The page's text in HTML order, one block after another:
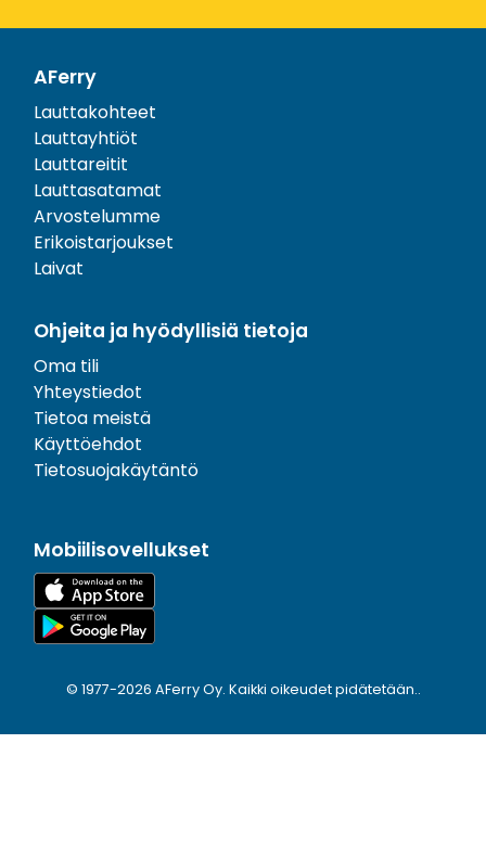
AFerry
Lauttakohteet
Lauttayhtiöt
Lauttareitit
Lauttasatamat
Arvostelumme
Erikoistarjoukset
Laivat
Ohjeita ja hyödyllisiä tietoja
Oma tili
Yhteystiedot
Tietoa meistä
Käyttöehdot
Tietosuojakäytäntö
Mobiilisovellukset
© 1977-2026 AFerry Oy. Kaikki oikeudet pidätetään..